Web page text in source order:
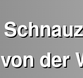
von der